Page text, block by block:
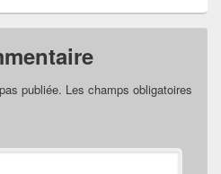
publiée. Les champs obligatoires